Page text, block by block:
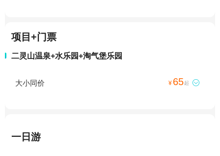
项目+门票
二灵山温泉+水乐园+淘气堡乐园
大小同价 ¥ 65起 
一日游